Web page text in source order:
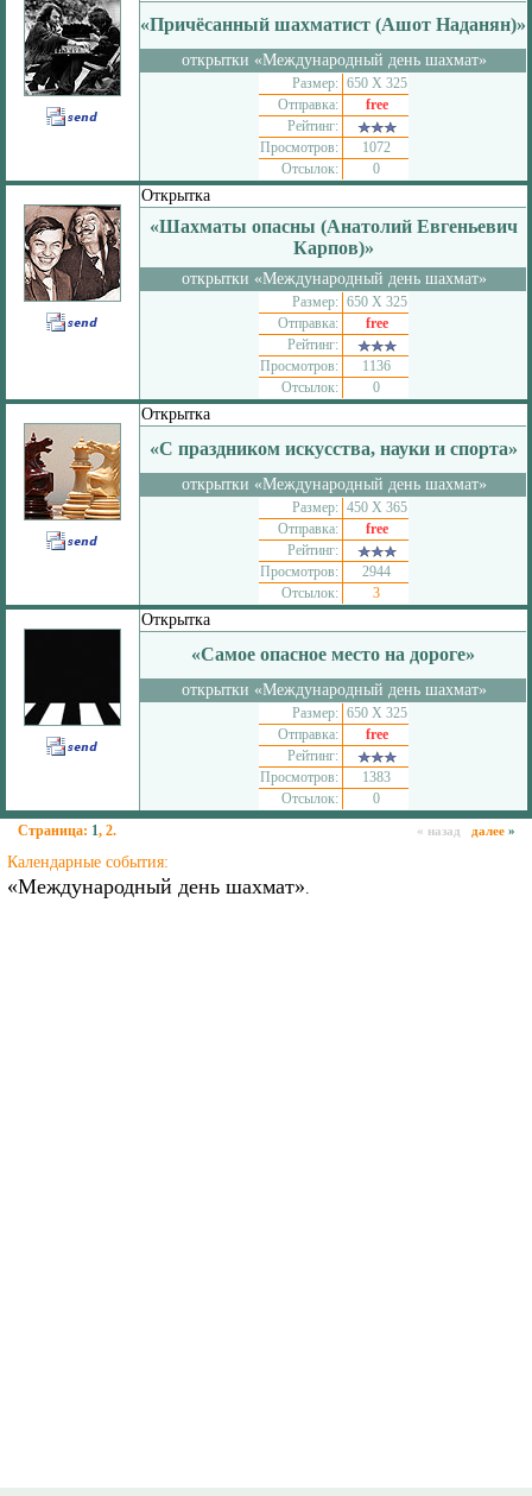
«Причёсанный шахматист (Ашот Наданян)»
открытки «Международный день шахмат»
Размер: 650 Х 325
Отправка:
free
Рейтинг:
Просмотров:
1072
Отсылок:
0
Открытка
«Шахматы опасны (Анатолий Евгеньевич
Карпов)»
открытки «Международный день шахмат»
Размер: 650 Х 325
Отправка:
free
Рейтинг:
Просмотров:
1136
Отсылок:
0
Открытка
«С праздником искусства, науки и спорта»
открытки «Международный день шахмат»
Размер: 450 Х 365
Отправка:
free
Рейтинг:
Просмотров:
2944
Отсылок:
3
Открытка
«Самое опасное место на дороге»
открытки «Международный день шахмат»
Размер: 650 Х 325
Отправка:
free
Рейтинг:
Просмотров:
1383
Отсылок:
0
Страница: 1, 2. « назад далее »
Календарные события:
«Международный день шахмат».